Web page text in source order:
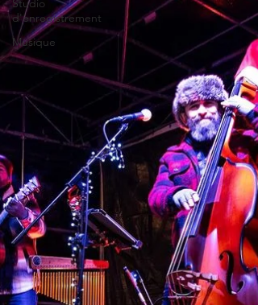
Studio
d'enregistrement
Musique